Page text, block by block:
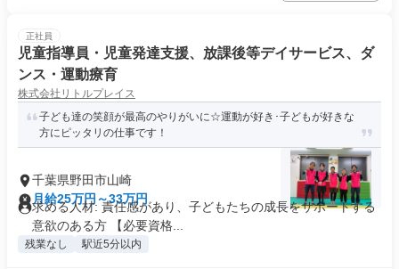
正社員
児童指導員・児童発達支援、放課後等デイサービス、ダ
ンス・運動療育
株式会社リトルプレイス
子ども達の笑顔が最高のやりがいに☆運動が好き･子どもが好きな
方にピッタリの仕事です！
千葉県野田市山崎
月給25万円～33万円
求める人材: 責任感があり、子どもたちの成長をサポートする
意欲のある方 【必要資格...
残業なし 駅近5分以内